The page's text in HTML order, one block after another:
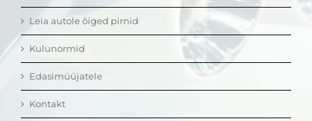
Leia autole õiged pirnid
Kulunormid
Edasimüüjatele
Kontakt